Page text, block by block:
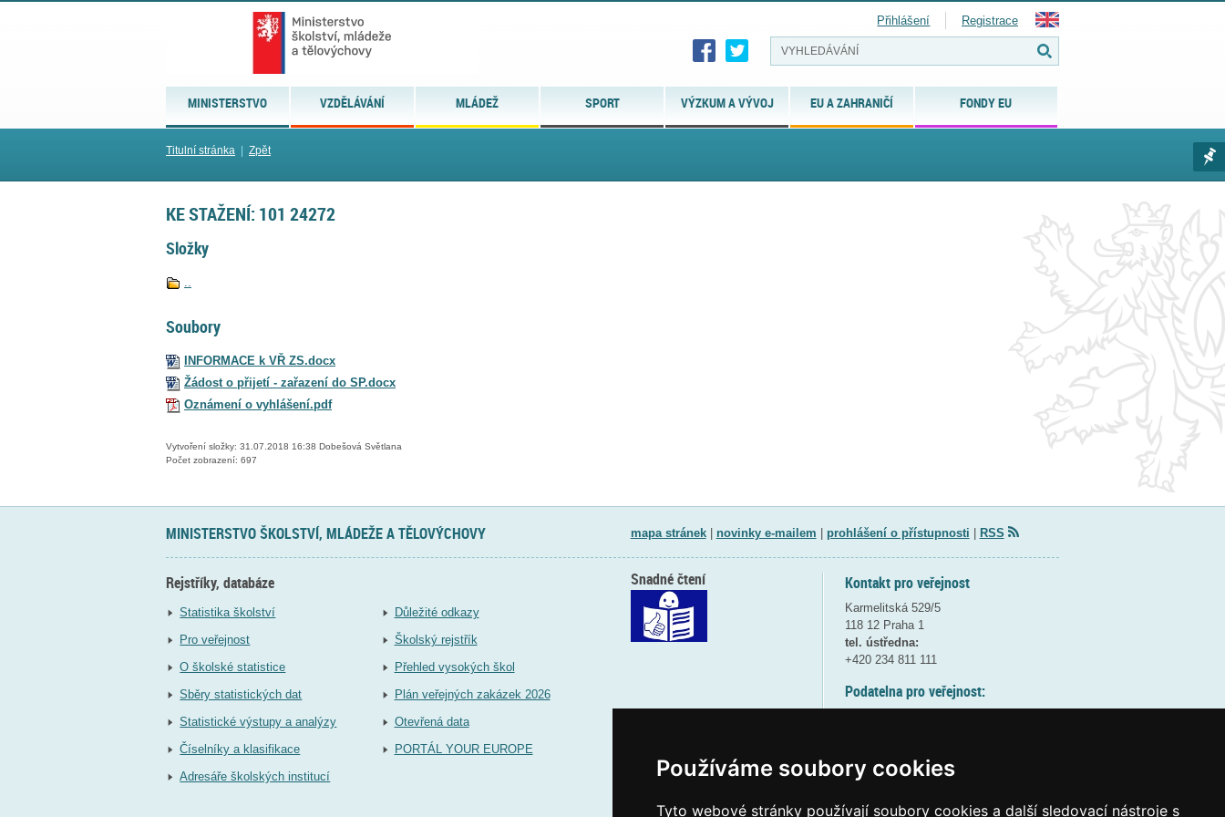
Používáme soubory cookies
Tyto webové stránky používají soubory cookies a další sledovací nástroje s
MINISTERSTVO VZDĚLÁVÁNÍ MLÁDEŽ SPORT VÝZKUM A VÝVOJ EU A ZAHRANIČÍ FONDY EU
Přihlášení Registrace
Titulní stránka Zpět
KE STAŽENÍ: 101 24272
Složky
..
Soubory
INFORMACE k VŘ ZS.docx
Žádost o přijetí - zařazení do SP.docx
Oznámení o vyhlášení.pdf
Vytvoření složky: 31.07.2018 16:38 Dobešová Světlana
Počet zobrazení: 697
MINISTERSTVO ŠKOLSTVÍ, MLÁDEŽE A TĚLOVÝCHOVY mapa stránek| novinky e-mailem prohlášení o přístupnosti RSS
Rejstříky, databáze
Statistika školství
Pro veřejnost
O školské statistice
Sběry statistických dat
Statistické výstupy a analýzy
Číselníky a klasifikace
Adresáře školských institucí
Důležité odkazy
Školský rejstřík
Přehled vysokých škol
Plán veřejných zakázek 2026
Otevřená data
PORTÁL YOUR EUROPE
Kontakt pro veřejnost
Karmelitská 529/5
118 12 Praha 1
tel. ústředna:
+420 234 811 111
Podatelna pro veřejnost:
(více informací
Snadné čtení